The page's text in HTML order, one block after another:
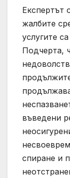
Експертът
жалбите
услугите
Подчерта,
въведени
спиране и